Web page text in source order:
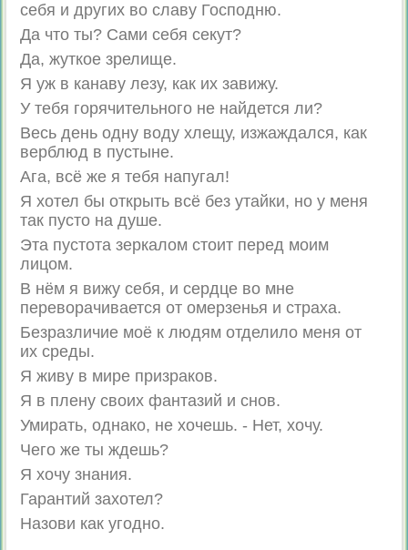
себя и других во славу Господню.
Да что ты? Сами себя секут?
Да, жуткое зрелище.
Я уж в канаву лезу, как их завижу.
У тебя горячительного не найдется ли?
Весь день одну воду хлещу, изжаждался, как
верблюд в пустыне.
Ага, всё же я тебя напугал!
Я хотел бы открыть всё без утайки, но у меня
так пусто на душе.
Эта пустота зеркалом стоит перед моим
лицом.
В нём я вижу себя, и сердце во мне
переворачивается от омерзенья и страха.
Безразличие моё к людям отделило меня от
их среды.
Я живу в мире призраков.
Я в плену своих фантазий и снов.
Умирать, однако, не хочешь. - Нет, хочу.
Чего же ты ждешь?
Я хочу знания.
Гарантий захотел?
Назови как угодно.